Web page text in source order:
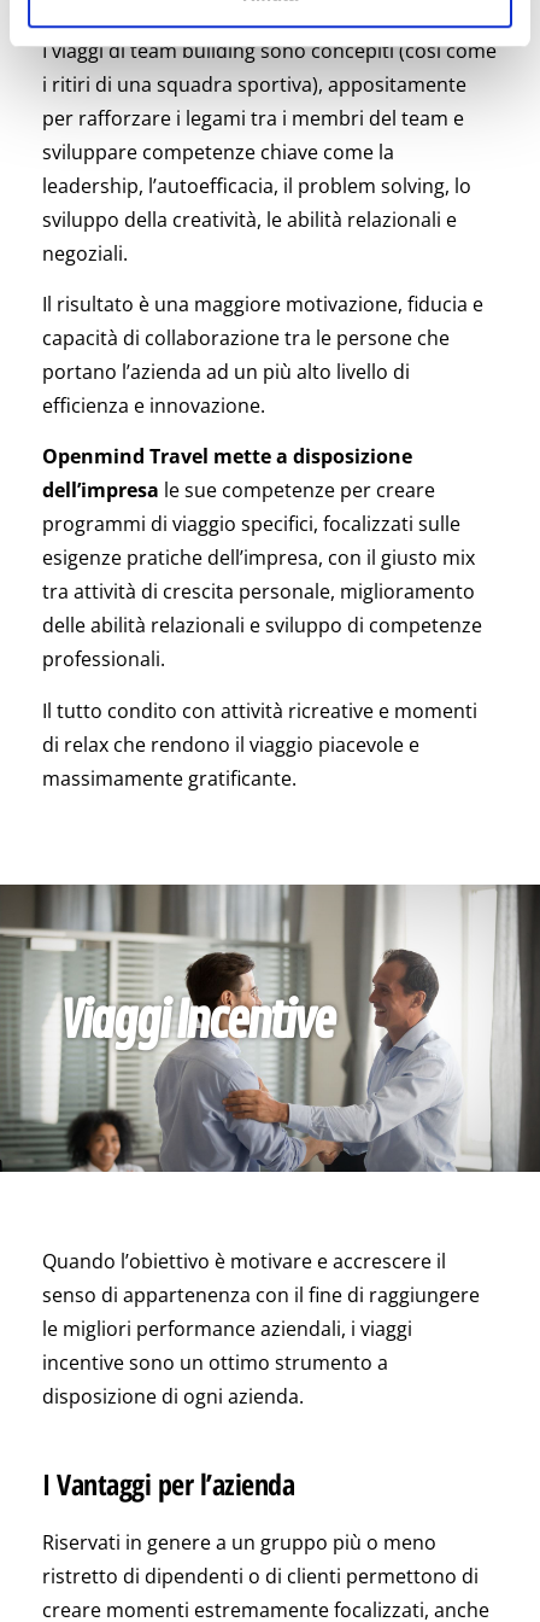
I viaggi di team building sono concepiti (così come
i ritiri di una squadra sportiva), appositamente
per rafforzare i legami tra i membri del team e
sviluppare competenze chiave come la
leadership, l’autoefficacia, il problem solving, lo
sviluppo della creatività, le abilità relazionali e
negoziali.
Il risultato è una maggiore motivazione, fiducia e
capacità di collaborazione tra le persone che
portano l’azienda ad un più alto livello di
efficienza e innovazione.
Openmind Travel mette a disposizione
dell’impresa le sue competenze per creare
programmi di viaggio specifici, focalizzati sulle
esigenze pratiche dell’impresa, con il giusto mix
tra attività di crescita personale, miglioramento
delle abilità relazionali e sviluppo di competenze
professionali.
Il tutto condito con attività ricreative e momenti
di relax che rendono il viaggio piacevole e
massimamente gratificante.
Viaggi Incentive
Quando l’obiettivo è motivare e accrescere il
senso di appartenenza con il fine di raggiungere
le migliori performance aziendali, i viaggi
incentive sono un ottimo strumento a
disposizione di ogni azienda.
I Vantaggi per l’azienda
Riservati in genere a un gruppo più o meno
ristretto di dipendenti o di clienti permettono di
creare momenti estremamente focalizzati, anche